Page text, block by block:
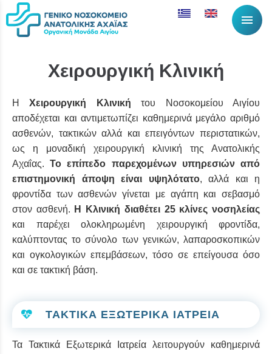
menu
Χειρουργική Κλινική
HΧειρουργική Κλινική του Νοσοκομείου Αιγίου
αποδέχεται και αντιμετωπίζει καθημερινά μεγάλο αριθμό
ασθενών, τακτικών αλλά και επειγόντων περιστατικών,
ως η μοναδική χειρουργική κλινική της Ανατολικής
Αχαΐας.Το επίπεδο παρεχομένων υπηρεσιών από
επιστημονική άποψη είναι υψηλότατο, αλλά και η
φροντίδα των ασθενών γίνεται με αγάπη και σεβασμό
στον ασθενή. Η Κλινική διαθέτει 25 κλίνες νοσηλείας
και παρέχει ολοκληρωμένη χειρουργική φροντίδα,
καλύπτοντας το σύνολο των γενικών, λαπαροσκοπικών
και ογκολογικών επεμβάσεων, τόσο σε επείγουσα όσο
και σε τακτική βάση.
ΤΑΚΤΙΚΑ ΕΞΩΤΕΡΙΚΑ ΙΑΤΡΕΙΑ
Τα Τακτικά Εξωτερικά Ιατρεία λειτουργούν καθημερινά